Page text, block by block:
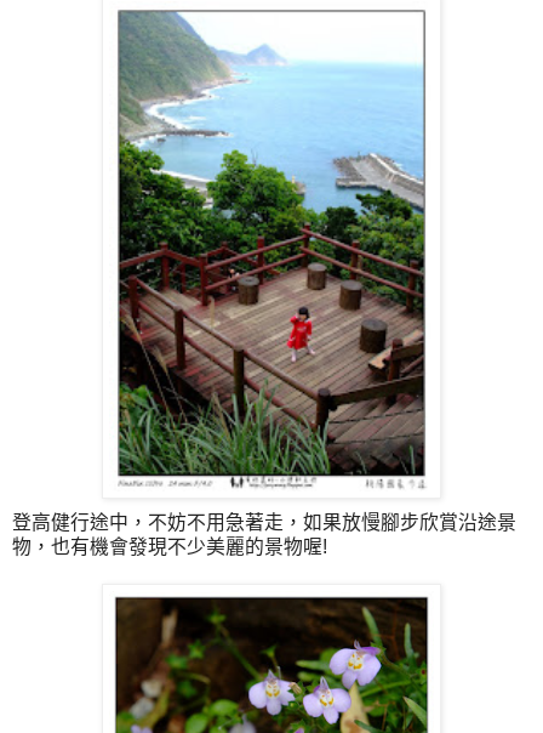
登高健行途中，不妨不用急著走，如果放慢腳步欣賞沿途景
物，也有機會發現不少美麗的景物喔!